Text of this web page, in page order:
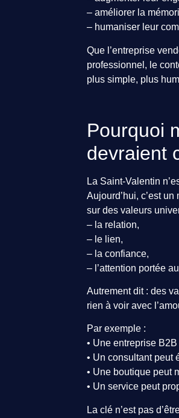
– améliorer la
– humaniser leur
Que l’entreprise
professionnel, le
plus simple, plus
Pourquoi
devraient
La Saint-Valentin
Aujourd’hui, c’est
sur des valeurs
– la relation,
– le lien,
– la confiance,
– l’attention portée
Autrement dit : des
rien à voir avec
Par exemple :
• Une entreprise
• Un consultant peut
• Une boutique peut
• Un service peut
La clé n’est pas